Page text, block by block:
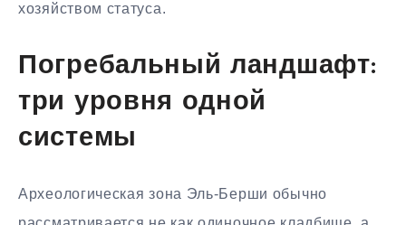
хозяйством статуса.
Погребальный ландшафт:
три уровня одной
системы
Археологическая зона Эль-Берши обычно